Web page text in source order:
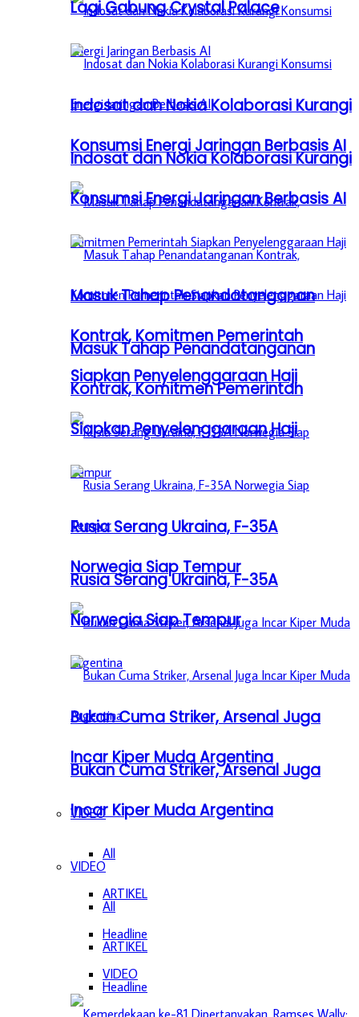
Indosat dan Nokia Kolaborasi Kurangi
Konsumsi Energi Jaringan Berbasis AI
Masuk Tahap Penandatanganan
Kontrak, Komitmen Pemerintah
Siapkan Penyelenggaraan Haji
Rusia Serang Ukraina, F-35A
Norwegia Siap Tempur
Bukan Cuma Striker, Arsenal Juga
Incar Kiper Muda Argentina
VIDEO
All
ARTIKEL
Headline
VIDEO
Lagi Gabung Crystal Palace
Indosat dan Nokia Kolaborasi Kurangi
Konsumsi Energi Jaringan Berbasis AI
Masuk Tahap Penandatanganan
Kontrak, Komitmen Pemerintah
Siapkan Penyelenggaraan Haji
Rusia Serang Ukraina, F-35A
Norwegia Siap Tempur
Bukan Cuma Striker, Arsenal Juga
Incar Kiper Muda Argentina
VIDEO
All
ARTIKEL
Headline